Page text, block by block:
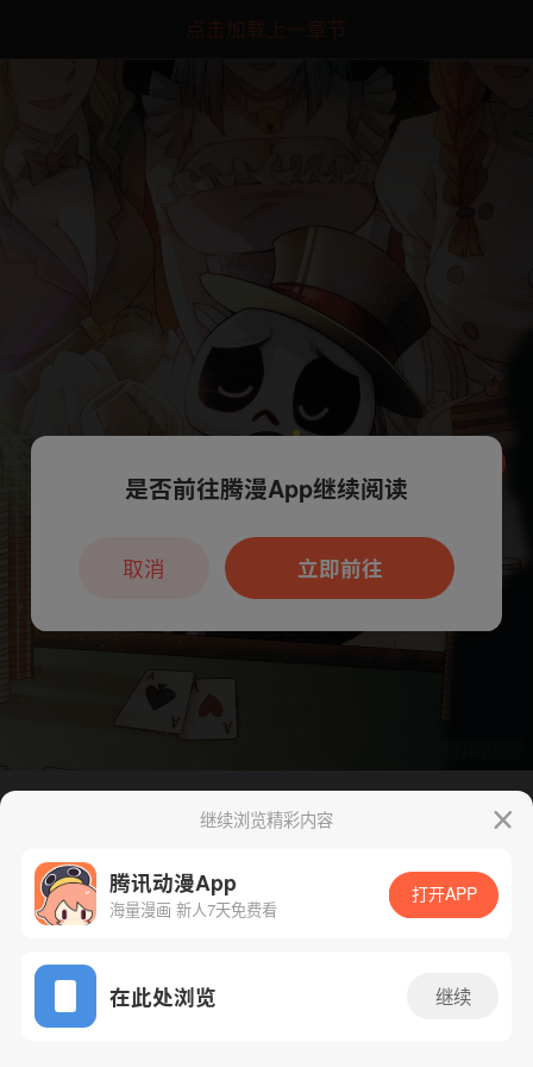
点击加载上一章节
App免费看
腾漫App免费看
继续浏览精彩内容
腾讯动漫App
海量漫画 新人7天免费看
打开APP
在此处浏览 继续
本章节仅支持App阅读，可打开App新用
户7天免费看
是否前往腾漫App继续阅读
立即前往
取消